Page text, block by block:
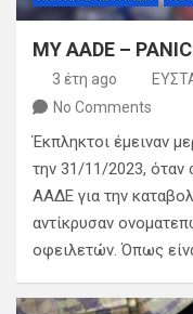
MY AADE –
3 έτη ago
No Comments
Έκπληκτοι έμειναν
την 31/11/2023, όταν
ΑΑΔΕ για την
αντίκρυσαν
οφειλετών. Όπως